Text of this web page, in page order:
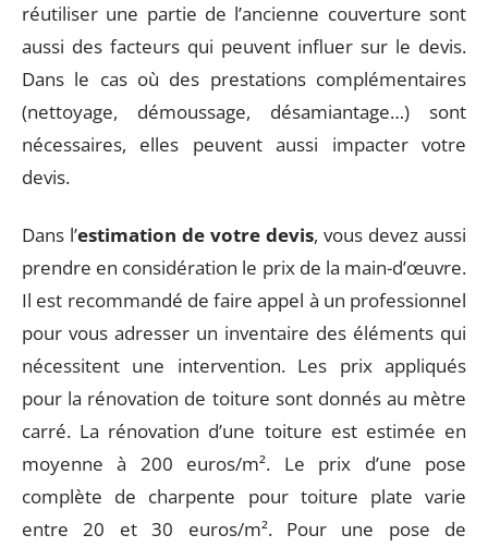
réutiliser une partie de l’ancienne couverture sont
aussi des facteurs qui peuvent influer sur le devis.
Dans le cas où des prestations complémentaires
(nettoyage, démoussage, désamiantage…) sont
nécessaires, elles peuvent aussi impacter votre
devis.
Dans l’estimation de votre devis, vous devez aussi
prendre en considération le prix de la main-d’œuvre.
Il est recommandé de faire appel à un professionnel
pour vous adresser un inventaire des éléments qui
nécessitent une intervention. Les prix appliqués
pour la rénovation de toiture sont donnés au mètre
carré. La rénovation d’une toiture est estimée en
moyenne à 200 euros/m². Le prix d’une pose
complète de charpente pour toiture plate varie
entre 20 et 30 euros/m². Pour une pose de